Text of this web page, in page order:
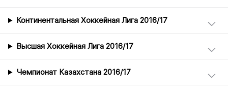
Континентальная Хоккейная Лига 2016/17
Высшая Хоккейная Лига 2016/17
Чемпионат Казахстана 2016/17